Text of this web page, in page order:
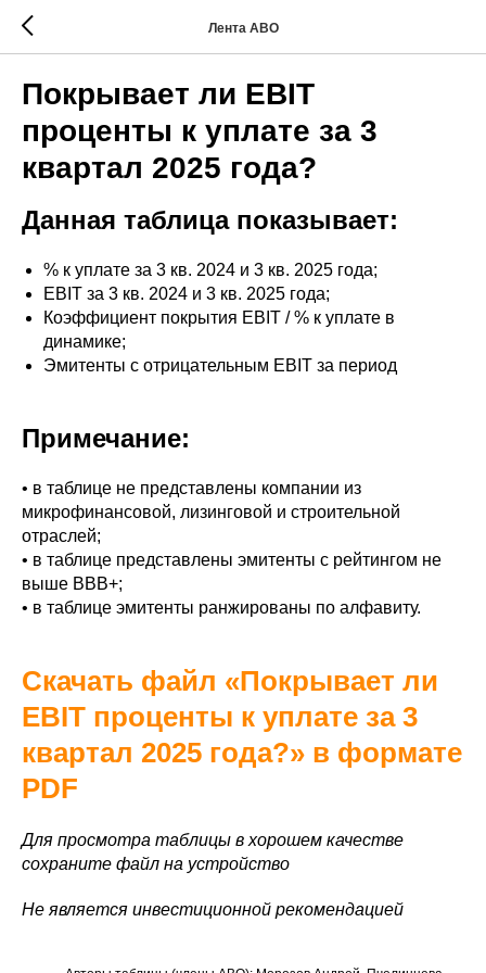
Лента АВО
Покрывает ли EBIT
проценты к уплате за 3
квартал 2025 года?
Данная таблица показывает:
% к уплате за 3 кв. 2024 и 3 кв. 2025 года;
EBIT за 3 кв. 2024 и 3 кв. 2025 года;
Коэффициент покрытия EBIT / % к уплате в
динамике;
Эмитенты с отрицательным EBIT за период
Примечание:
• в таблице не представлены компании из
микрофинансовой, лизинговой и строительной
отраслей;
• в таблице представлены эмитенты с рейтингом не
выше ВВВ+;
• в таблице эмитенты ранжированы по алфавиту.
Скачать файл «Покрывает ли
EBIT проценты к уплате за 3
квартал 2025 года?» в формате
PDF
Для просмотра таблицы в хорошем качестве
сохраните файл на устройство
Не является инвестиционной рекомендацией